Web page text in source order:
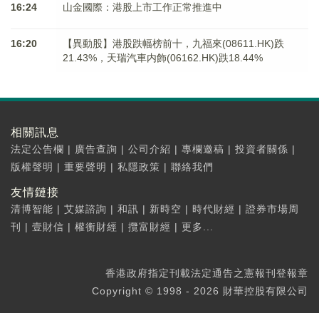
16:24 山金國際：港股上市工作正常推進中
16:20
【異動股】港股跌幅榜前十，九福來(08611.HK)跌
21.43%，天瑞汽車内飾(06162.HK)跌18.44%
相關訊息
法定公告欄 | 廣告查詢 | 公司介紹 | 專欄邀稿 | 投資者關係 |
版權聲明 | 重要聲明 | 私隱政策 | 聯絡我們
友情鏈接
清博智能 | 艾媒諮詢 | 和訊 | 新時空 | 時代財經 | 證券市場周
刊
| 壹財信 | 權衡財經 | 攬富財經 | 更多...
香港政府指定刊載法定通告之憲報刊登報章
Copyright © 1998 - 2026 財華控股有限公司